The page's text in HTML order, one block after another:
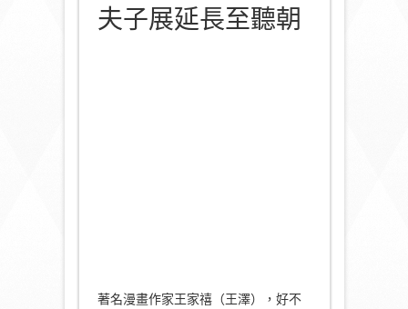
夫子展延長至聽朝
著名漫畫作家王家禧（王澤），好不